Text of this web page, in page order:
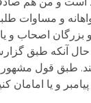
و مساوات
اصحاب و
حال آنکه طبق
طبق قول
و یا امامان